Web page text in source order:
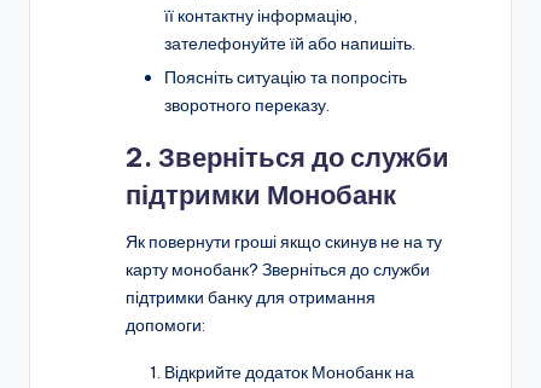
її контактну інформацію,
зателефонуйте їй або напишіть.
Поясніть ситуацію та попросіть
зворотного переказу.
2. Зверніться до служби
підтримки Монобанк
Як повернути гроші якщо скинув не на ту
карту монобанк? Зверніться до служби
підтримки банку для отримання
допомоги:
Відкрийте додаток Монобанк на